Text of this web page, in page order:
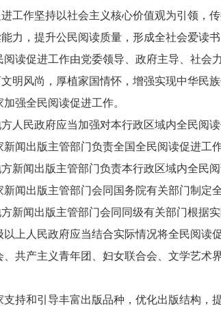
工作坚持以社会主义核心价值观为引领，
力，提升公民阅读质量，形成全社会爱读
阅读促进工作由党委领导、政府主导、社会
明风尚，厚植家国情怀，增强实现中华民族
加强全民阅读促进工作。
人民政府应当加强对本行政区域内全民阅读
新闻出版主管部门负责全国全民阅读促进工
新闻出版主管部门负责本行政区域内全民
新闻出版主管部门会同国务院有关部门制定
新闻出版主管部门会同同级有关部门根据
以上人民政府应当结合实际情况将全民阅读
、共产主义青年团、妇女联合会、文学艺术
支持和引导丰富出版品种，优化出版结构，